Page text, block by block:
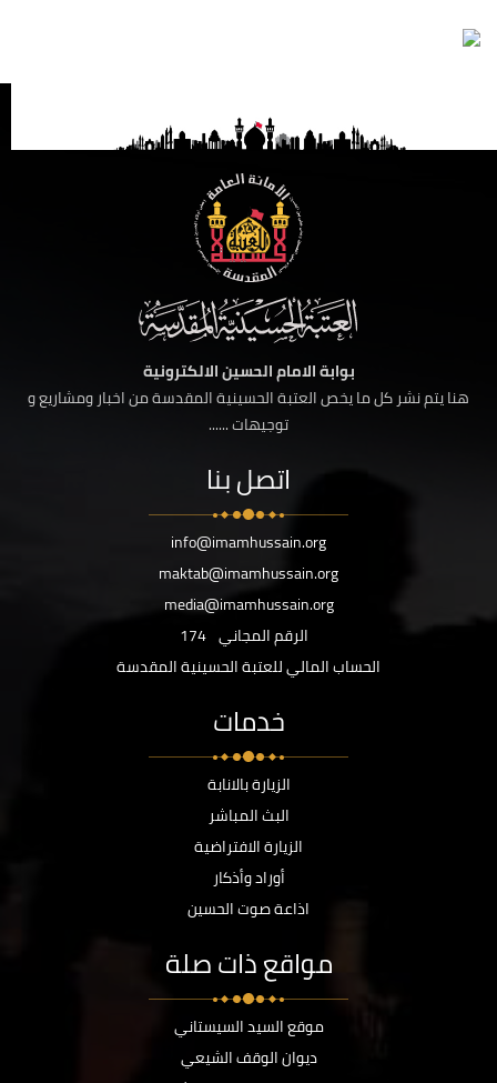
بوابة الامام الحسين الالكترونية
هنا يتم نشر كل ما يخص العتبة الحسينية المقدسة من اخبار ومشاريع و
توجيهات ......
اتصل بنا
info@imamhussain.org
maktab@imamhussain.org
media@imamhussain.org
الرقم المجاني 174
الحساب المالي للعتبة الحسينية المقدسة
خدمات
الزيارة بالانابة
البث المباشر
الزيارة الافتراضية
أوراد وأذكار
اذاعة صوت الحسين
مواقع ذات صلة
موقع السيد السيستاني
ديوان الوقف الشيعي